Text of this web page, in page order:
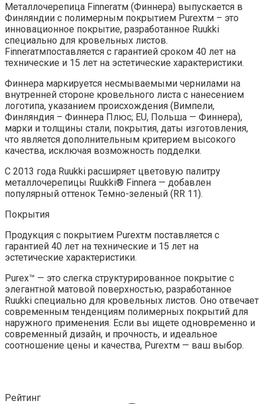
Металлочерепица Finneraтм (Финнера) выпускается в
Финляндии с полимерным покрытием Purexтм – это
инновационное покрытие, разработанное Ruukki
специально для кровельных листов.
Finneraтмпоставляется с гарантией сроком 40 лет на
технические и 15 лет на эстетические характеристики.
Финнера маркируется несмываемыми чернилами на
внутренней стороне кровельного листа с нанесением
логотипа, указанием происхождения (Вимпели,
Финляндия – Финнера Плюс; EU, Польша — Финнера),
марки и толщины стали, покрытия, даты изготовления,
что является дополнительным критерием высокого
качества, исключая возможность подделки.
С 2013 года Ruukki расширяет цветовую палитру
металлочерепицы Ruukki® Finnera — добавлен
популярный оттенок Темно-зеленый (RR 11).
Покрытия
Продукция с покрытием Purexтм поставляется с
гарантией 40 лет на технические и 15 лет на
эстетические характеристики.
Purex™ — это слегка структурированное покрытие с
элегантной матовой поверхностью, разработанное
Ruukki специально для кровельных листов. Оно отвечает
современным тенденциям полимерных покрытий для
наружного применения. Если вы ищете одновременно и
современный дизайн, и прочность, и идеальное
соотношение цены и качества, Purexтм — ваш выбор.
Рейтинг